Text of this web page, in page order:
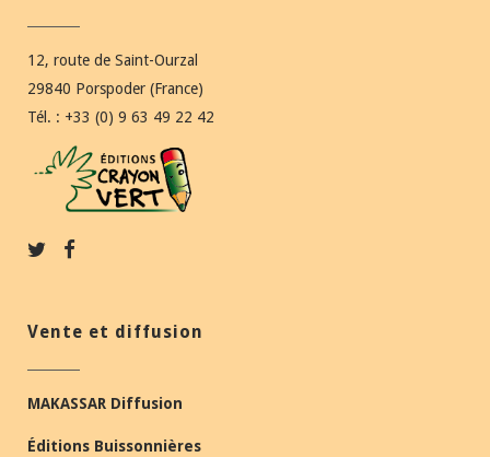
12, route de Saint-Ourzal
29840 Porspoder (France)
Tél. : +33 (0) 9 63 49 22 42
Vente et diffusion
MAKASSAR Diffusion
Éditions Buissonnières